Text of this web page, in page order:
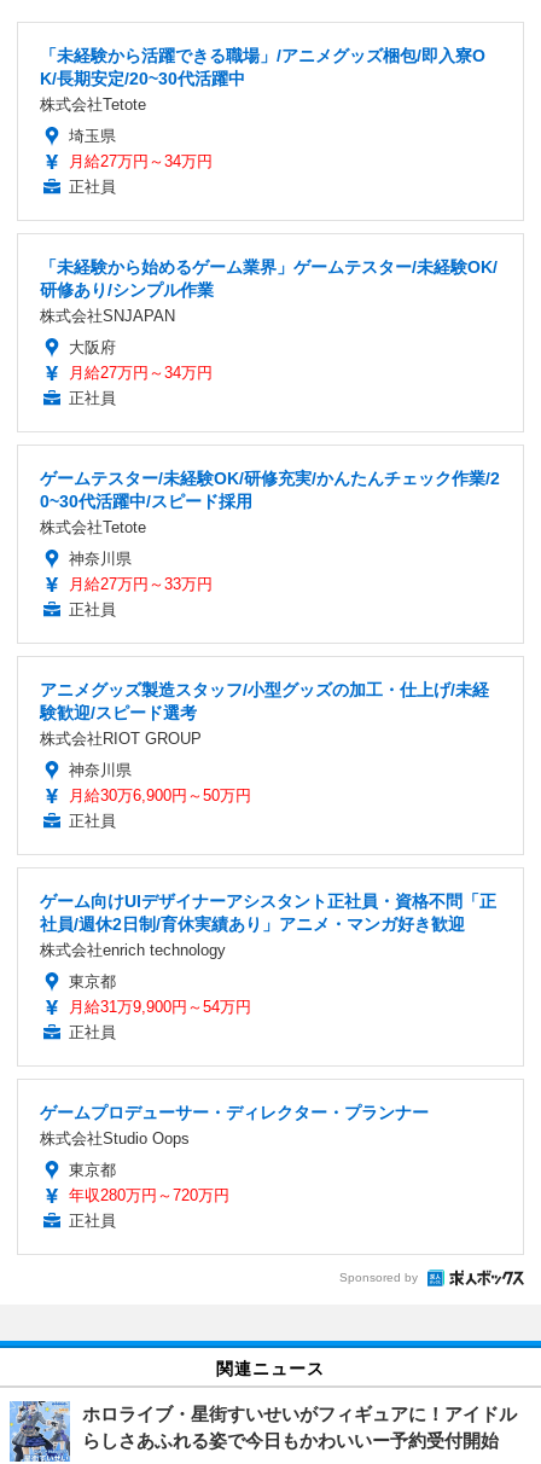
「未経験から活躍できる職場」/アニメグッズ梱包/即入寮O
K/長期安定/20~30代活躍中
株式会社Tetote
埼玉県
月給27万円～34万円
正社員
「未経験から始めるゲーム業界」ゲームテスター/未経験OK/
研修あり/シンプル作業
株式会社SNJAPAN
大阪府
月給27万円～34万円
正社員
ゲームテスター/未経験OK/研修充実/かんたんチェック作業/2
0~30代活躍中/スピード採用
株式会社Tetote
神奈川県
月給27万円～33万円
正社員
アニメグッズ製造スタッフ/小型グッズの加工・仕上げ/未経
験歓迎/スピード選考
株式会社RIOT GROUP
神奈川県
月給30万6,900円～50万円
正社員
ゲーム向けUIデザイナーアシスタント正社員・資格不問「正
社員/週休2日制/育休実績あり」アニメ・マンガ好き歓迎
株式会社enrich technology
東京都
月給31万9,900円～54万円
正社員
ゲームプロデューサー・ディレクター・プランナー
株式会社Studio Oops
東京都
年収280万円～720万円
正社員
Sponsored by
関連ニュース
ホロライブ・星街すいせいがフィギュアに！アイドル
らしさあふれる姿で今日もかわいいー予約受付開始